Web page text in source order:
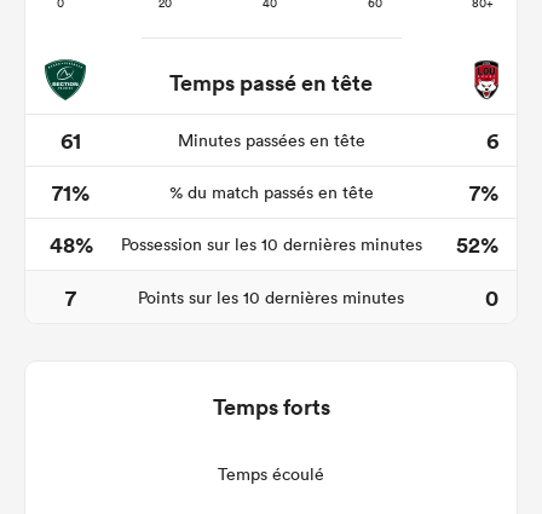
Temps passé en tête
61
Minutes passées en tête
6
71%
% du match passés en tête
7%
48%
Possession sur les 10 dernières minutes
52%
7
Points sur les 10 dernières minutes 0
Temps forts
Temps écoulé